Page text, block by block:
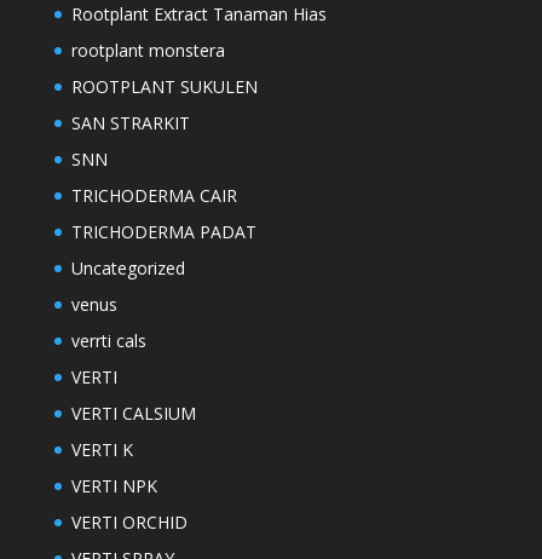
Rootplant Extract Tanaman Hias
rootplant monstera
ROOTPLANT SUKULEN
SAN STRARKIT
SNN
TRICHODERMA CAIR
TRICHODERMA PADAT
Uncategorized
venus
verrti cals
VERTI
VERTI CALSIUM
VERTI K
VERTI NPK
VERTI ORCHID